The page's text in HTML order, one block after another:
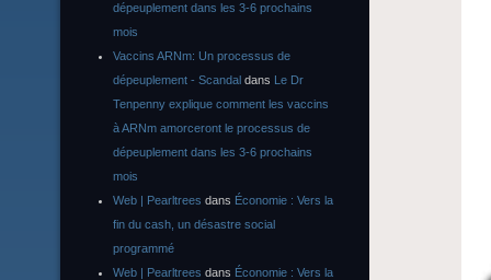
dépeuplement dans les 3-6 prochains
mois
Vaccins ARNm: Un processus de
dépeuplement - Scandal dans Le Dr
Tenpenny explique comment les vaccins
à ARNm amorceront le processus de
dépeuplement dans les 3-6 prochains
mois
Web | Pearltrees dans Économie : Vers la
fin du cash, un désastre social
programmé
Web | Pearltrees dans Économie : Vers la